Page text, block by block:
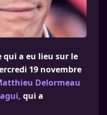
qui a eu lieu sur le
19 novembre
Delormeau
qui a